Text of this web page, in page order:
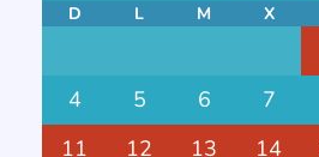
D L M X
4
5 6 7
11
12 13 14